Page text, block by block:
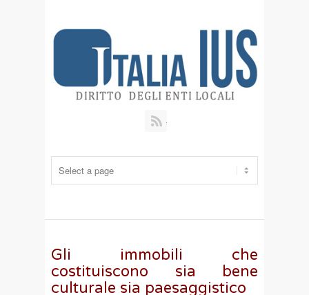
Gli immobili che
costituiscono sia bene
culturale sia paesaggistico